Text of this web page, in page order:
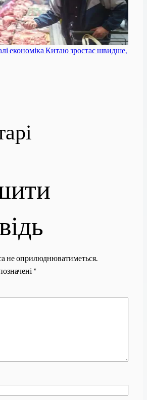
економіка Китаю зростає швидше,
не оприлюднюватиметься.
*